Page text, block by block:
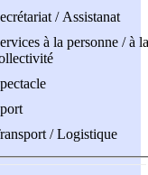
/ Assistanat
à la personne / à la
/ Logistique